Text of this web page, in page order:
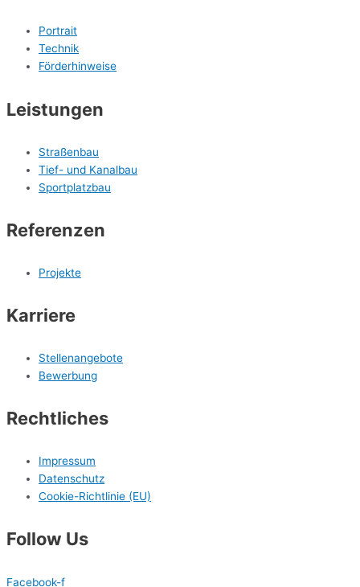
Portrait
Technik
Förderhinweise
Leistungen
Straßenbau
Tief- und Kanalbau
Sportplatzbau
Referenzen
Projekte
Karriere
Stellenangebote
Bewerbung
Rechtliches
Impressum
Datenschutz
Cookie-Richtlinie (EU)
Follow Us
Facebook-f